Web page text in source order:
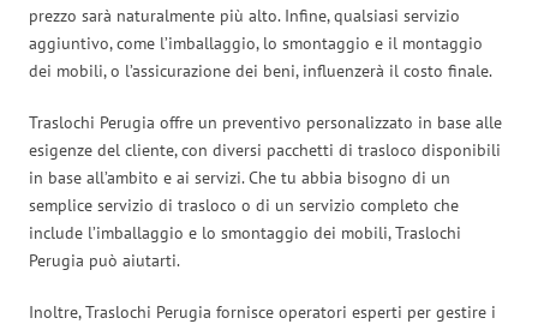
prezzo sarà naturalmente più alto. Infine, qualsiasi servizio
aggiuntivo, come l’imballaggio, lo smontaggio e il montaggio
dei mobili, o l’assicurazione dei beni, influenzerà il costo finale.
Traslochi Perugia offre un preventivo personalizzato in base alle
esigenze del cliente, con diversi pacchetti di trasloco disponibili
in base all’ambito e ai servizi. Che tu abbia bisogno di un
semplice servizio di trasloco o di un servizio completo che
include l’imballaggio e lo smontaggio dei mobili, Traslochi
Perugia può aiutarti.
Inoltre, Traslochi Perugia fornisce operatori esperti per gestire i